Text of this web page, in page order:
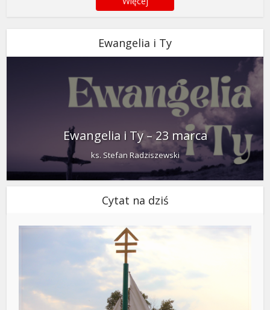
Ewangelia i Ty
Ewangelia i Ty – 23 marca
ks. Stefan Radziszewski
Cytat na dziś